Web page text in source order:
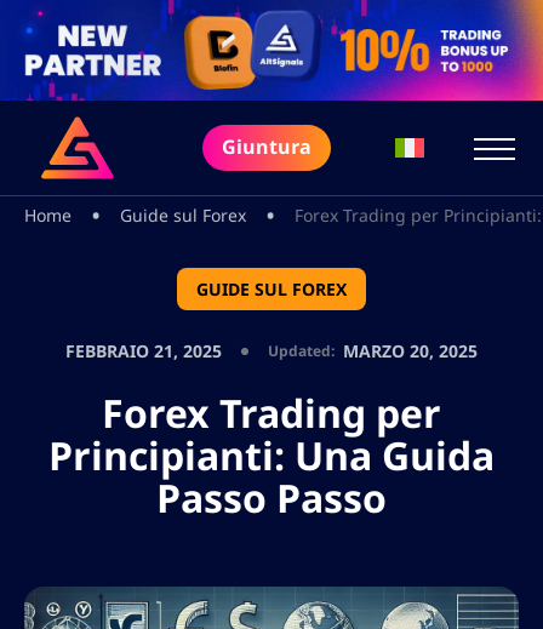
Giuntura
Home • Guide sul Forex • Forex Trading per
GUIDE SUL FOREX
FEBBRAIO 21, 2025 Updated: MARZO 20, 2025
Forex Trading per
Principianti: Una Guida
Passo Passo